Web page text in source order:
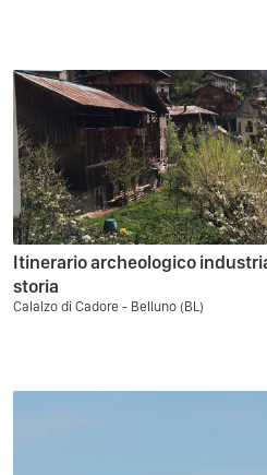
Itinerario archeologico
storia
Calalzo di Cadore - Belluno (BL)